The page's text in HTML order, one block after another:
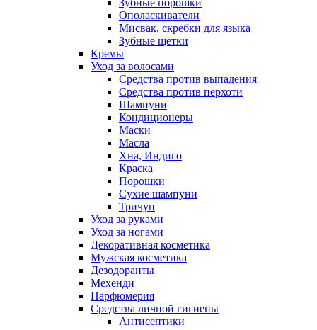
Зубные порошки
Ополаскиватели
Мисвак, скребки для языка
Зубные щетки
Кремы
Уход за волосами
Средства против выпадения
Средства против перхоти
Шампуни
Кондиционеры
Маски
Масла
Хна, Индиго
Краска
Порошки
Сухие шампуни
Тричуп
Уход за руками
Уход за ногами
Декоративная косметика
Мужская косметика
Дезодоранты
Мехенди
Парфюмерия
Средства личной гигиены
Антисептики